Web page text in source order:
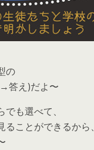
の
答え)だよ〜
も選べて、
ることができるから、